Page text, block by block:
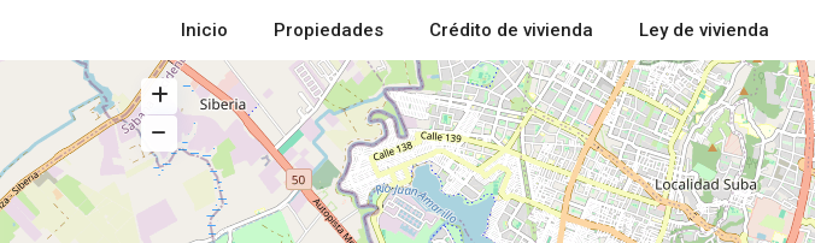
Inicio Propiedades Crédito de vivienda Ley de vivienda